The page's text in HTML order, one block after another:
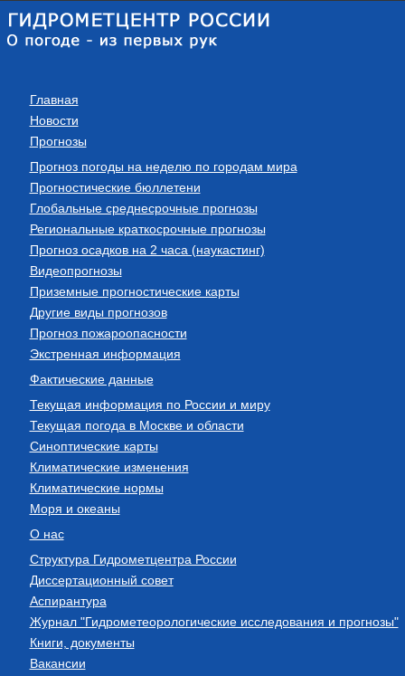
Главная
Новости
Прогнозы
Прогноз погоды на неделю по городам мира
Прогностические бюллетени
Глобальные среднесрочные прогнозы
Региональные краткосрочные прогнозы
Прогноз осадков на 2 часа (наукастинг)
Видеопрогнозы
Приземные прогностические карты
Другие виды прогнозов
Прогноз пожароопасности
Экстренная информация
Фактические данные
Текущая информация по России и миру
Текущая погода в Москве и области
Синоптические карты
Климатические изменения
Климатические нормы
Моря и океаны
О нас
Структура Гидрометцентра России
Диссертационный совет
Аспирантура
Журнал "Гидрометеорологические исследования и прогнозы"
Книги, документы
Вакансии